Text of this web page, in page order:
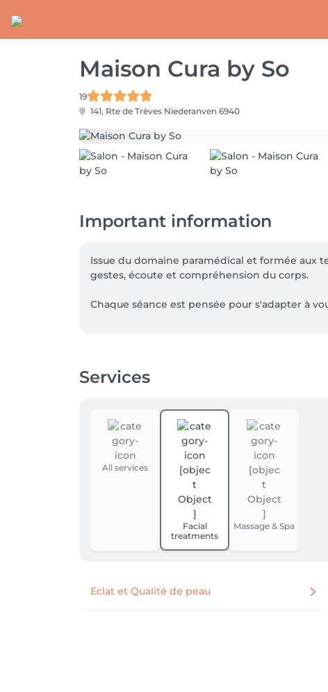
Maison Cura by So
19
141, Rte de Trèves Niederanven 6940
Important information
Issue du domaine paramédical et formée aux
gestes, écoute et compréhension du corps.
Chaque séance est pensée pour s'adapter à
Services
All services
Facial
treatments
Massage & Spa
Eclat et Qualité de peau